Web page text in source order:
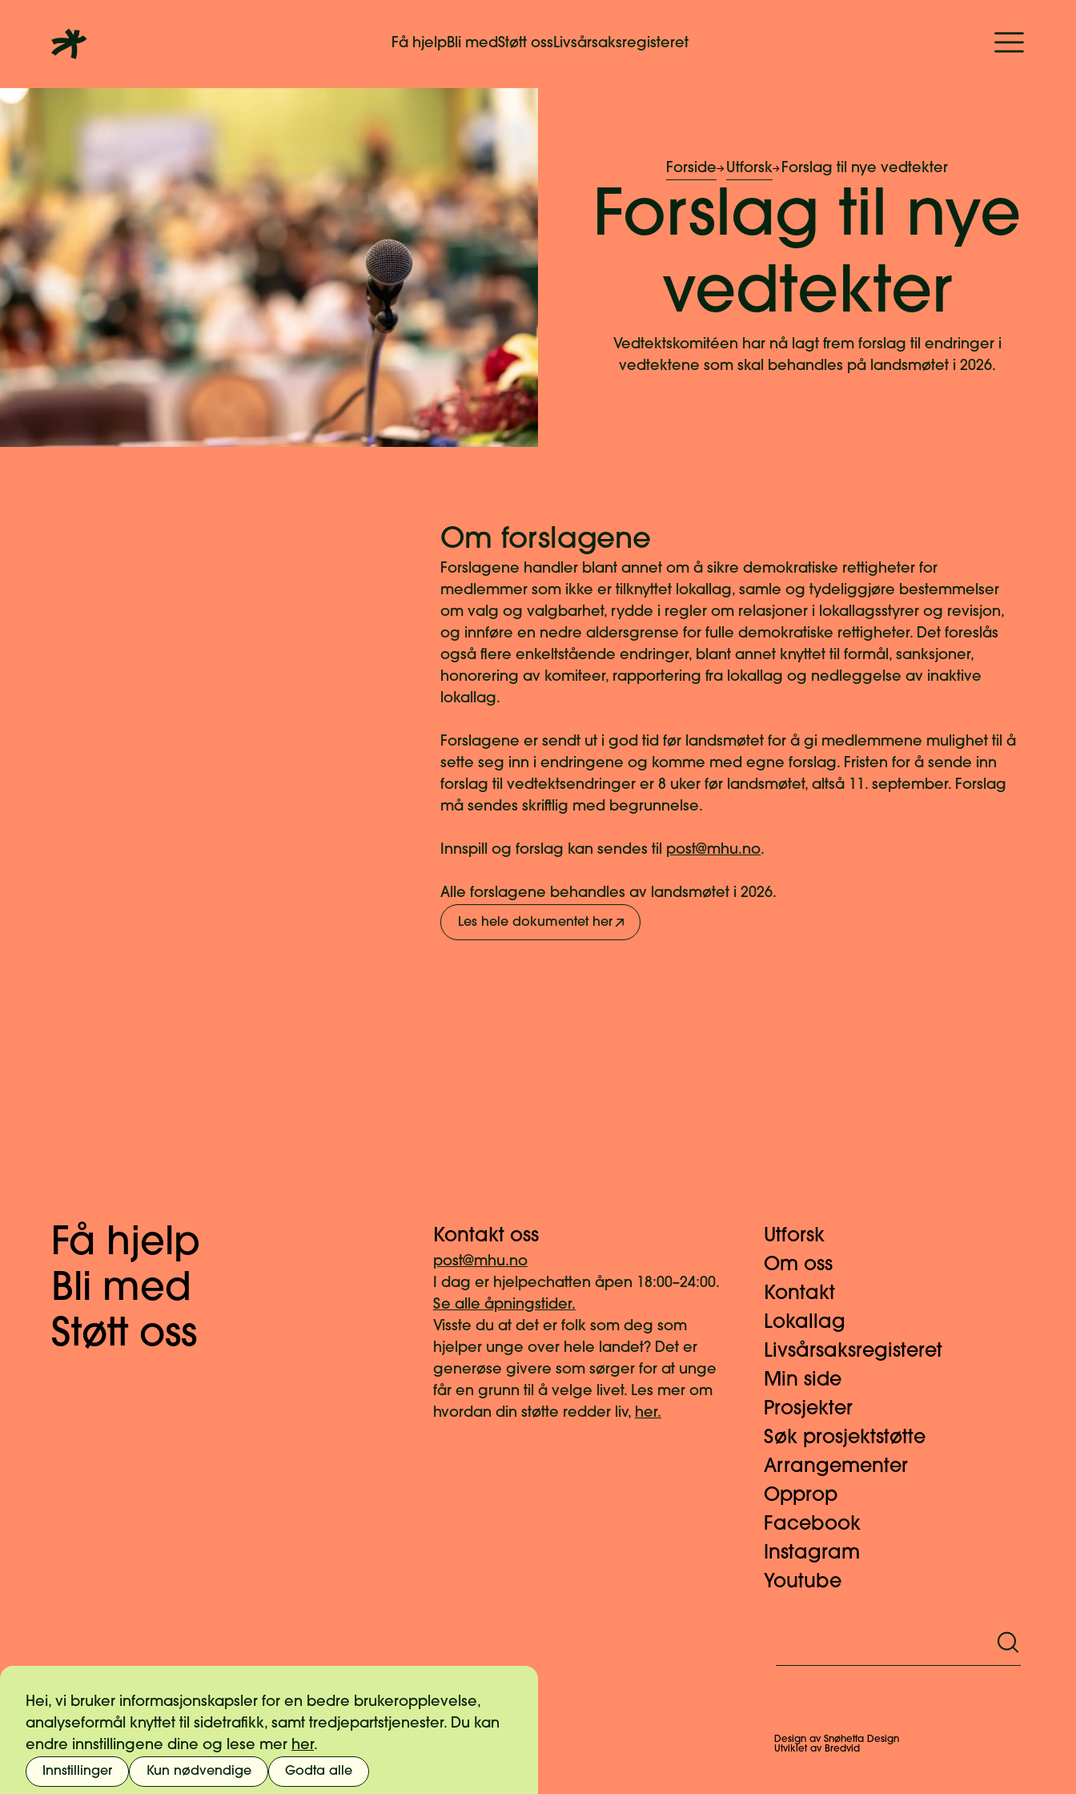
Få hjelpBli medStøtt ossLivsårsaksregisteret
Forside Utforsk Forslag til nye vedtekter
Forslag til nye
vedtekter
Vedtektskomitéen har nå lagt frem forslag til endringer i
vedtektene som skal behandles på landsmøtet i 2026.
Om forslagene
Forslagene handler blant annet om å sikre demokratiske rettigheter for
medlemmer som ikke er tilknyttet lokallag, samle og tydeliggjøre bestemmelser
om valg og valgbarhet, rydde i regler om relasjoner i lokallagsstyrer og revisjon,
og innføre en nedre aldersgrense for fulle demokratiske rettigheter. Det foreslås
også flere enkeltstående endringer, blant annet knyttet til formål, sanksjoner,
honorering av komiteer, rapportering fra lokallag og nedleggelse av inaktive
lokallag.
Forslagene er sendt ut i god tid før landsmøtet for å gi medlemmene mulighet til å
sette seg inn i endringene og komme med egne forslag. Fristen for å sende inn
forslag til vedtektsendringer er 8 uker før landsmøtet, altså 11. september. Forslag
må sendes skriftlig med begrunnelse.
Innspill og forslag kan sendes til post@mhu.no.
Alle forslagene behandles av landsmøtet i 2026.
Les hele dokumentet her
Hei, vi bruker informasjonskapsler for en bedre brukeropplevelse,
analyseformål knyttet til sidetrafikk, samt tredjepartstjenester. Du kan
endre innstillingene dine og lese mer her.
Innstillinger Kun nødvendige Godta alle
Få hjelp
Bli med
Støtt oss
Kontakt oss
post@mhu.no
I dag er hjelpechatten åpen 18:00–24:00.
Se alle åpningstider.
Visste du at det er folk som deg som
hjelper unge over hele landet? Det er
generøse givere som sørger for at unge
får en grunn til å velge livet. Les mer om
hvordan din støtte redder liv, her.
Utforsk
Om oss
Kontakt
Lokallag
Livsårsaksregisteret
Min side
Prosjekter
Søk prosjektstøtte
Arrangementer
Opprop
Facebook
Instagram
Youtube
Informasjonskapsler
Pressekontakt
Personvern
Vilkår og retningslinjer for gaver
Varsling og etikk
Design av Snøhetta Design
Utviklet av Bredvid